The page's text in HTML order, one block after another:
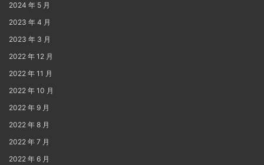
2024 年 5 月
2023 年 4 月
2023 年 3 月
2022 年 12 月
2022 年 11 月
2022 年 10 月
2022 年 9 月
2022 年 8 月
2022 年 7 月
2022 年 6 月